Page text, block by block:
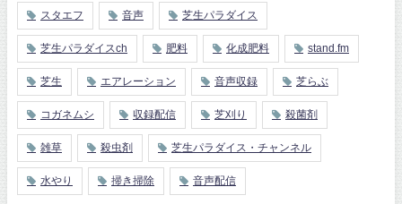
スタエフ 音声 芝生パラダイス
芝生パラダイスch 肥料 化成肥料 stand.fm
芝生 エアレーション 音声収録 芝らぶ
コガネムシ 収録配信 芝刈り 殺菌剤
雑草 殺虫剤 芝生パラダイス・チャンネル
水やり 掃き掃除 音声配信